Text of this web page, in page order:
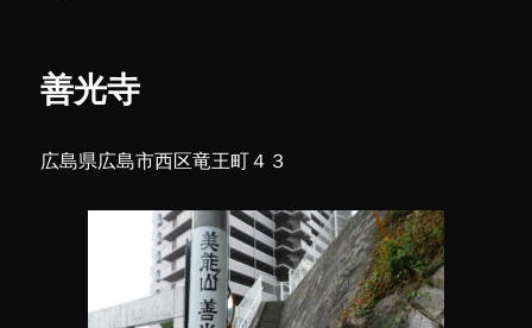
善光寺
広島県広島市西区竜王町４３